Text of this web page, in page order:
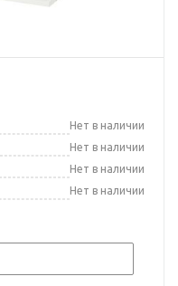
Нет в наличии
Нет в наличии
Нет в наличии
Нет в наличии